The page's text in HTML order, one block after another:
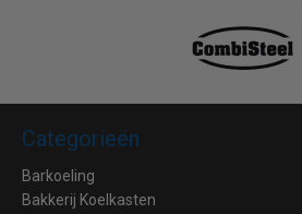
Categorieën
Barkoeling
Bakkerij Koelkasten